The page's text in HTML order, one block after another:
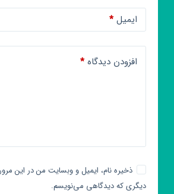
ایمیل*
افزودن دیدگاه*
ذخیره نام، ایمیل و وبسایت من در این
دیگری که دیدگاهی می‌نویسم.